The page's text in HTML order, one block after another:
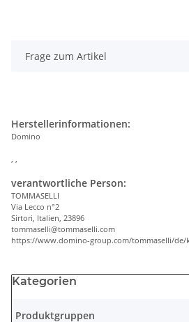
Frage zum Artikel
Herstellerinformationen:
Domino
verantwortliche Person:
TOMMASELLI
Via Lecco n°2
Sirtori, Italien, 23896
tommaselli@tommaselli.com
https://www.domino-group.com/tommaselli/de/
Kategorien
Produktgruppen